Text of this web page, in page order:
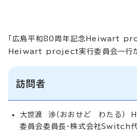
「広島平和80周年記念Heiwart
Heiwart project実行委員会一行が
訪問者
大世渡 渉（おおせど わたる
委員会委員長・株式会社Switch